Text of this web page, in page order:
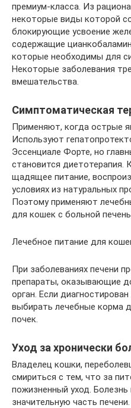
премиум-класса. Из
некоторые виды которой
блокирующие усвоение
содержащие
которые необходимы для
Некоторые заболевания
вмешательства.
Симптоматическая
Применяют, когда острые
Используют
Эссенциале Форте, но
становится диетотерапия.
щадящее питание,
условиях из натуральных
Поэтому применяют
для кошек с больной
Лечебное питание для
При заболеваниях печени
препараты, оказывающие
орган. Если
выбирать лечебные корма
почек.
Уход за хронически
Владелец кошки,
смириться с тем, что за
пожизненный уход.
значительную часть